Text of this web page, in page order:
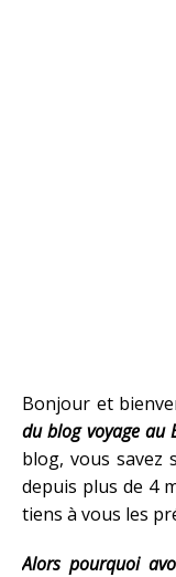
Bonjour et
du blog voyage au
blog, vous savez
depuis plus de 4
tiens à vous les
Alors pourquoi